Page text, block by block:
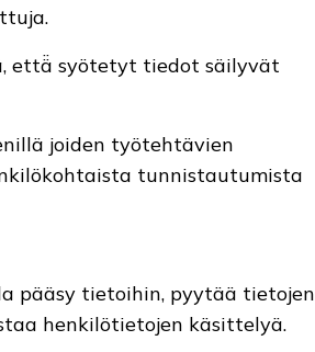
että̈ syötetyt tiedot säilyvät
joiden työtehtävien
tunnistautumista
pääsy tietoihin, pyytää tietojen
henkilötietojen käsittelyä.